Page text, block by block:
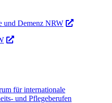
und Demenz NRW
für internationale
und Pflegeberufen